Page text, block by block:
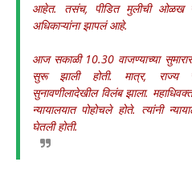
आहेत. तसंच, पीडित मुलीची ओळख
अधिकाऱ्यांना झापलं आहे.
आज सकाळी 10.30 वाजण्याच्या
सुरू झाली होती. मात्र, राज्य
सुनावणीलादेखील विलंब झाला.
न्यायालयात पोहोचले होते. त्यांनी
घेतली होती.